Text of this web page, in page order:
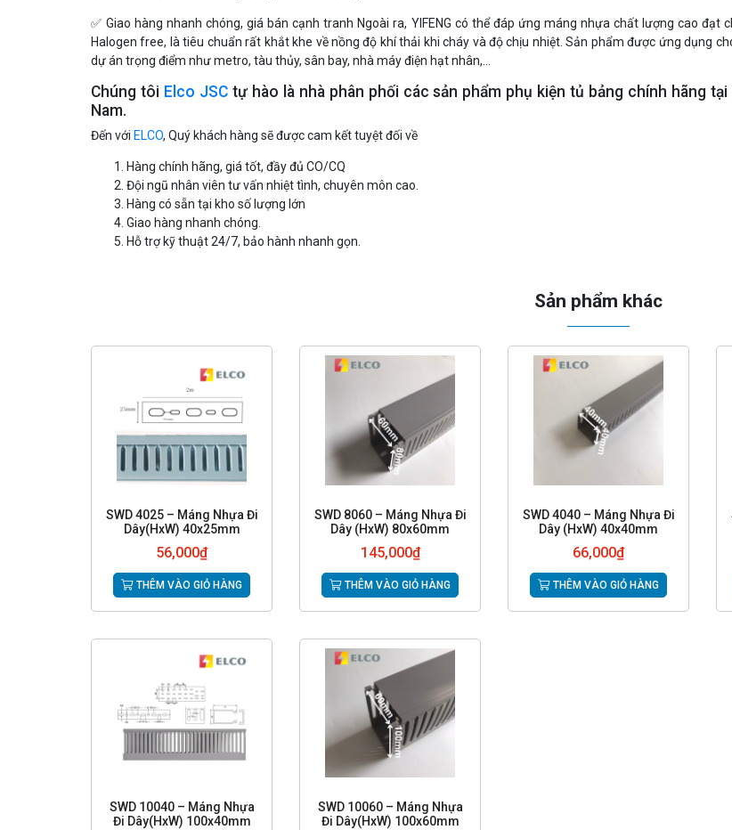
✅️ Giao hàng nhanh chóng, giá bán cạnh tranh Ngoài ra, YIFENG có thể đáp ứng máng nhựa chất lượng cao đạt
Halogen free, là tiêu chuẩn rất khắt khe về nồng độ khí thải khi cháy và độ chịu nhiệt. Sản phẩm được ứng dụng
dự án trọng điểm như metro, tàu thủy, sân bay, nhà máy điện hạt nhân,…
Chúng tôi Elco JSCtự hào là nhà phân phối các sản phẩm phụ kiện tủ bảng chính hãng tại
Nam.
Đến với ELCO, Quý khách hàng sẽ được cam kết tuyệt đối về
Hàng chính hãng, giá tốt, đầy đủ CO/CQ
Đội ngũ nhân viên tư vấn nhiệt tình, chuyên môn cao.
Hàng có sẵn tại kho số lượng lớn
Giao hàng nhanh chóng.
Hỗ trợ kỹ thuật 24/7, bảo hành nhanh gọn.
Sản phẩm khác
SWD 4025 – Máng Nhựa Đi
Dây(HxW) 40x25mm
56,000₫
THÊM VÀO GIỎ HÀNG
SWD 8060 – Máng Nhựa Đi
Dây (HxW) 80x60mm
145,000₫
THÊM VÀO GIỎ HÀNG
SWD 4040 – Máng Nhựa Đi
Dây (HxW) 40x40mm
66,000₫
THÊM VÀO GIỎ HÀNG
SWD 10040 – Máng Nhựa
Đi Dây(HxW) 100x40mm
SWD 10060 – Máng Nhựa
Đi Dây(HxW) 100x60mm